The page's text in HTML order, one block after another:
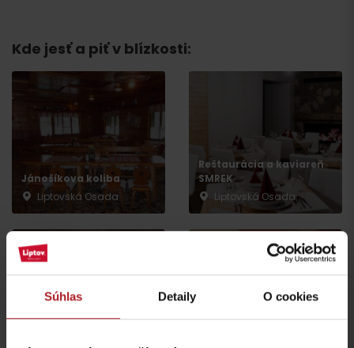
Súhlas Detaily O cookies
Kde jesť a piť v blízkosti:
Jánošíkova koliba
Liptovská Osada
Reštaurácia a kaviareň
SMREK
Liptovská Osada